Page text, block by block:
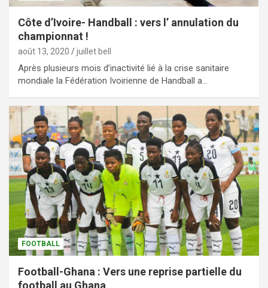
Côte d’Ivoire- Handball : vers l’ annulation du
championnat !
août 13, 2020 juillet bell
Après plusieurs mois d’inactivité lié à la crise sanitaire
mondiale la Fédération Ivoirienne de Handball a…
FOOTBALL
Football-Ghana : Vers une reprise partielle du
football au Ghana